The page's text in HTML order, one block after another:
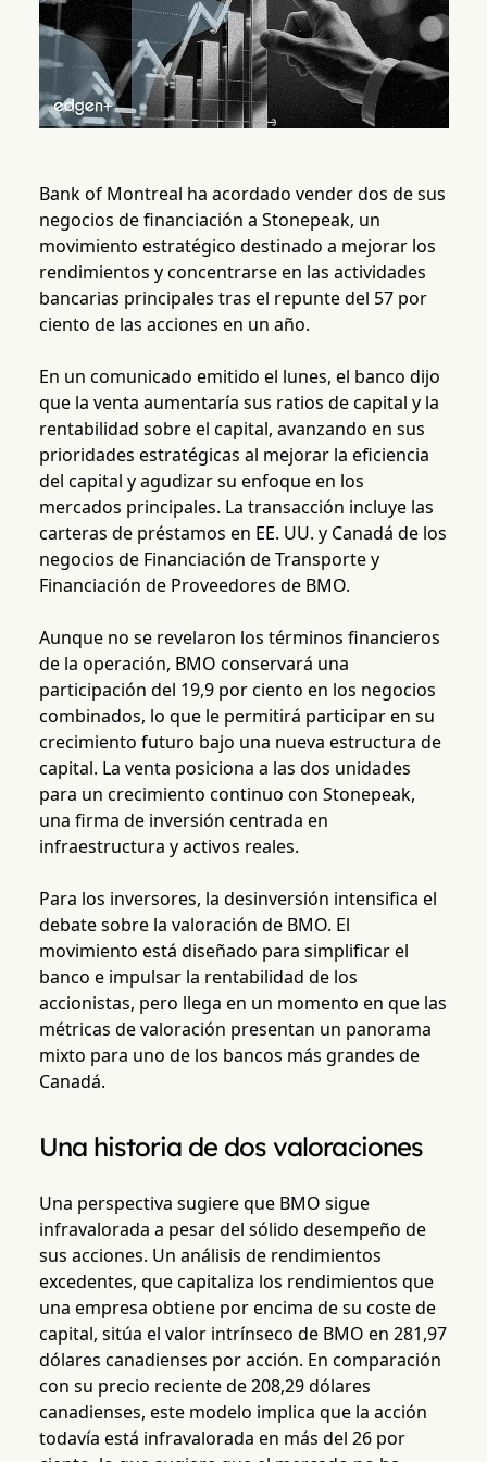
Bank of Montreal ha acordado vender dos de sus
negocios de financiación a Stonepeak, un
movimiento estratégico destinado a mejorar los
rendimientos y concentrarse en las actividades
bancarias principales tras el repunte del 57 por
ciento de las acciones en un año.
En un comunicado emitido el lunes, el banco dijo
que la venta aumentaría sus ratios de capital y la
rentabilidad sobre el capital, avanzando en sus
prioridades estratégicas al mejorar la eficiencia
del capital y agudizar su enfoque en los
mercados principales. La transacción incluye las
carteras de préstamos en EE. UU. y Canadá de los
negocios de Financiación de Transporte y
Financiación de Proveedores de BMO.
Aunque no se revelaron los términos financieros
de la operación, BMO conservará una
participación del 19,9 por ciento en los negocios
combinados, lo que le permitirá participar en su
crecimiento futuro bajo una nueva estructura de
capital. La venta posiciona a las dos unidades
para un crecimiento continuo con Stonepeak,
una firma de inversión centrada en
infraestructura y activos reales.
Para los inversores, la desinversión intensifica el
debate sobre la valoración de BMO. El
movimiento está diseñado para simplificar el
banco e impulsar la rentabilidad de los
accionistas, pero llega en un momento en que las
métricas de valoración presentan un panorama
mixto para uno de los bancos más grandes de
Canadá.
Una historia de dos valoraciones
Una perspectiva sugiere que BMO sigue
infravalorada a pesar del sólido desempeño de
sus acciones. Un análisis de rendimientos
excedentes, que capitaliza los rendimientos que
una empresa obtiene por encima de su coste de
capital, sitúa el valor intrínseco de BMO en 281,97
dólares canadienses por acción. En comparación
con su precio reciente de 208,29 dólares
canadienses, este modelo implica que la acción
todavía está infravalorada en más del 26 por